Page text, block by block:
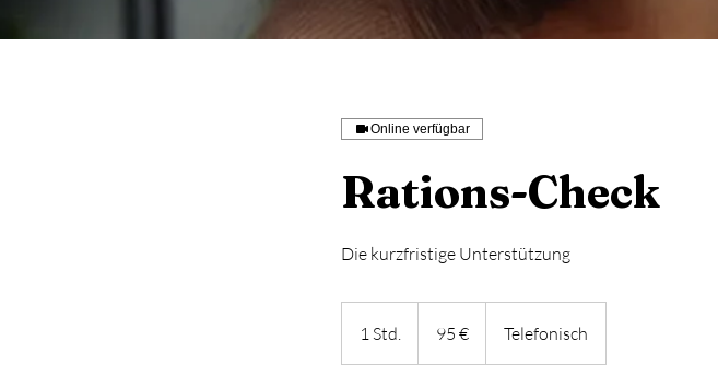
Online verfügbar
Rations-Check
Die kurzfristige Unterstützung
1 Std.
S
95 € Telefonisch